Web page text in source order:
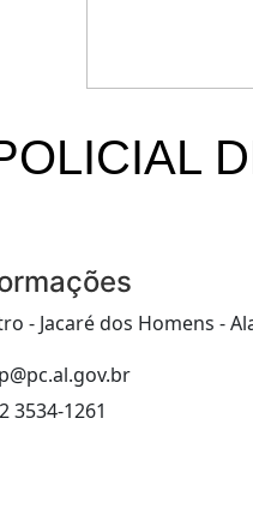
- Jacaré dos Homens -
3534-1261